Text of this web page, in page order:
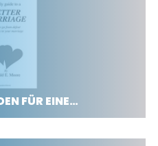
FÜR EINE…